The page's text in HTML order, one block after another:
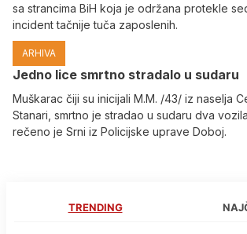
sa strancima BiH koja je održana protekle
incident tačnije tuča zaposlenih.
ARHIVA
Јedno lice smrtno stradalo u sudaru
Muškarac čiji su inicijali M.M. /43/ iz naselja
Stanari, smrtno je stradao u sudaru dva
rečeno je Srni iz Policijske uprave Doboj.
TRENDING